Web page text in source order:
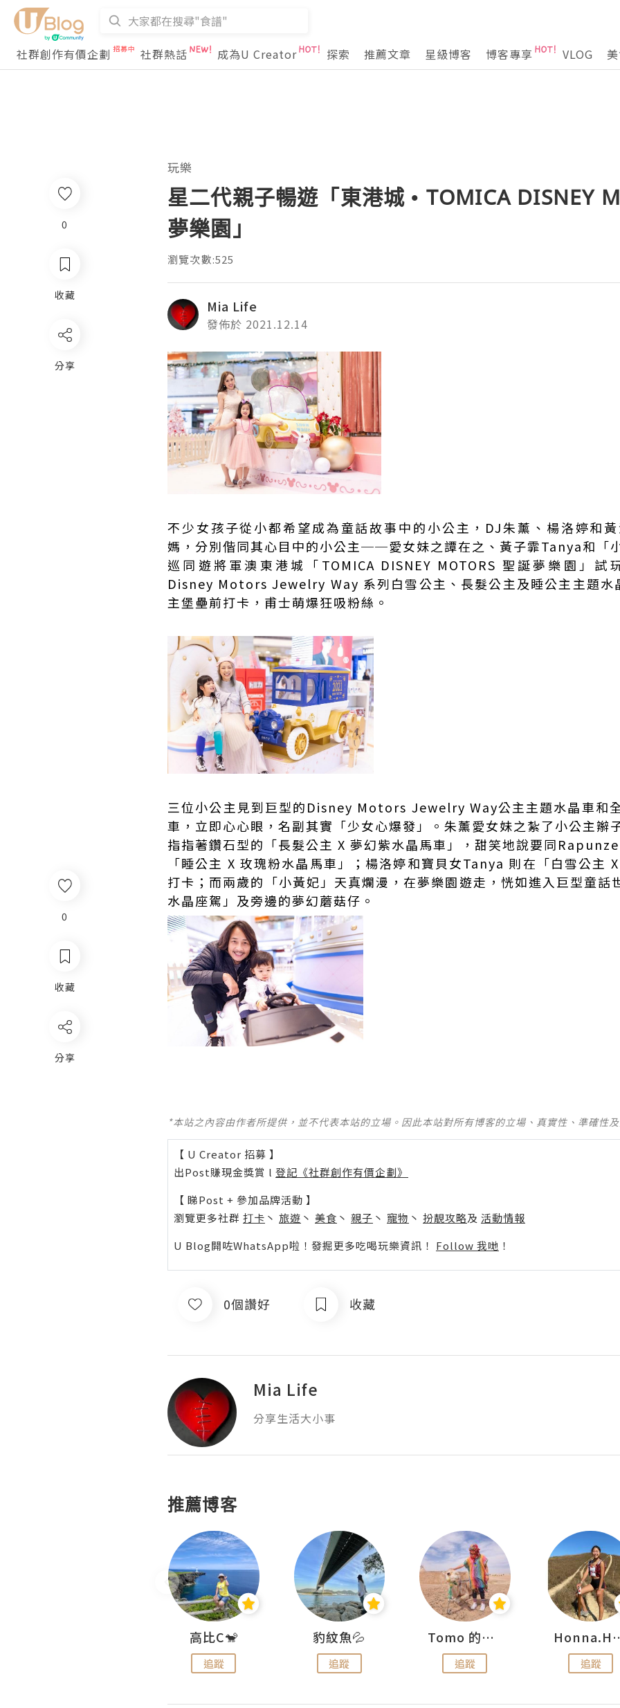
社群創作有價企劃 社群熱話 成為U Creator 探索 推薦文章 星級博客 博客專享 VLOG
0
收藏
分享
玩樂
星二代親子暢遊「東港城 • TOMICA DISNEY
夢樂園」
瀏覽次數:525
Mia Life
發佈於 2021.12.14
不少女孩子從小都希望成為童話故事中的小公主，DJ朱薰、楊洛婷和
媽，分別偕同其心目中的小公主──愛女妹之譚在之、黃子霏Tanya和「
巡同遊將軍澳東港城「TOMICA DISNEY MOTORS 聖誕夢樂園」試
Disney Motors Jewelry Way 系列白雪公主、長髮公主及睡公主主題水
主堡壘前打卡，甫士萌爆狂吸粉絲。
三位小公主見到巨型的Disney Motors Jewelry Way公主主題水晶車和
車，立即心心眼，名副其實「少女心爆發」。朱薰愛女妹之紮了小公主辮
指指著鑽石型的「長髮公主 X 夢幻紫水晶馬車」，甜笑地說要同
「睡公主 X 玫瑰粉水晶馬車」；楊洛婷和寶貝女Tanya 則在「白雪公主
打卡；而兩歲的「小黃妃」天真爛漫，在夢樂園遊走，恍如進入巨型童
水晶座駕」及旁邊的夢幻蘑菇仔。
*本站之內容由作者所提供，並不代表本站的立場。因此本站對所有博客的立場、真實性、準確性
【 U Creator 招募 】
出Post賺現金獎賞 l 登記《社群創作有價企劃》
【 睇Post + 參加品牌活動 】
瀏覽更多社群 打卡 丶 旅遊 丶 美食 丶 親子 丶 寵物 丶 扮靚攻略及 活動情報
U Blog開咗WhatsApp啦！發掘更多吃喝玩樂資訊！ Follow 我哋 ！
0個讚好 收藏
Mia Life
分享生活大小事
推薦博客
高比C🐒
追蹤
豹紋魚💦
追蹤
Tomo 的快樂宇宙
追蹤 追蹤
0
收藏
分享